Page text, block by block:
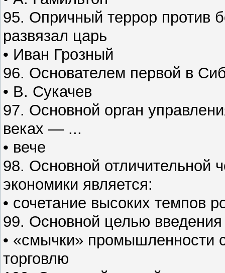
95. Опричный террор против
развязал царь
• Иван Грозный
96. Основателем первой в
• В. Сукачев
97. Основной орган
веках — ...
• вече
98. Основной отличительной
экономики является:
• сочетание высоких темпов
99. Основной целью
• «смычки» промышленности
торговлю